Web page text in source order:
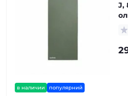
в наличии популярний
J,